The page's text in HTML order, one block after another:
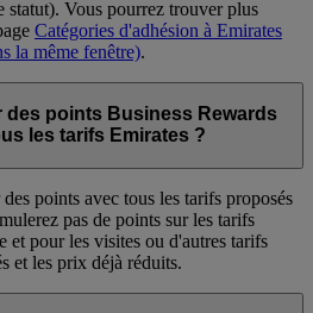
statut). Vous pourrez trouver plus
Catégories d'adhésion à Emirates
la même fenêtre).
des points Business Rewards
les tarifs Emirates ?
points avec tous les tarifs proposés
pas de points sur les tarifs
et pour les visites ou d'autres tarifs
et les prix déjà réduits.